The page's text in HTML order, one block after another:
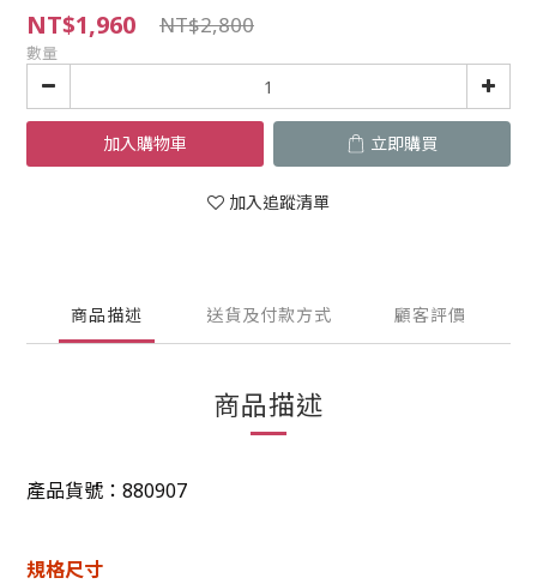
NT$1,960 NT$2,800
數量
加入購物車 立即購買
加入追蹤清單
商品描述 送貨及付款方式 顧客評價
商品描述
產品貨號：880907
規格尺寸